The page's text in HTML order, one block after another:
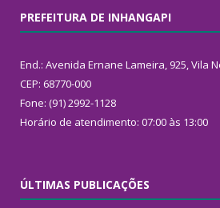
PREFEITURA DE INHANGAPI
End.: Avenida Ernane Lameira, 925, Vila
CEP: 68770-000
Fone: (91) 2992-1128
Horário de atendimento: 07:00 às 13:00
ÚLTIMAS PUBLICAÇÕES